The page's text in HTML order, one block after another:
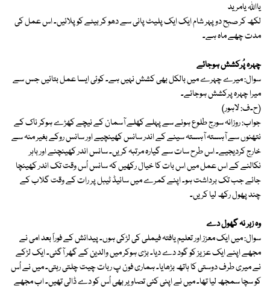
یااﷲ یامرید
لکھ کر صبح دوپہر شام ایک ایک پلیٹ پانی سے دھو کر بیٹے کو پلائیں۔ اس عمل کی
مدت چھے ماہ ہے۔
چہرہ پُرکشش ہوجائے
سوال: میرے چہرے میں بالکل بھی کشش نہیں ہے۔ کوئی ایسا عمل بتائیں جس سے
میرا چہرہ پرکشش ہوجائے۔
(ح۔ف: لاہور)
جواب: روزانہ سورج طلوع ہونے سے پہلے کھلے آسمان کے نیچے کھڑے ہوکر ناک کے
نتھنوں سے آہستہ آہستہ سینے کے اندر سانس کھینچیے اور سانس روکے بغیر منہ سے
خارج کردیجیے۔ اس طرح سات سے گیارہ مرتبہ کریں۔ سانس اندر کھینچنے اور باہر
نکالنے کے اس عمل میں اس بات کا خیال رکھیں کہ سانس اُس وقت تک اندر کھینچا
جائے جب تک برداشت ہو۔ اپنے کمرے میں سائیڈ ٹیبل پر رات کے وقت گلاب کے
چند پھول رکھ لیا کریں۔
وہ زہر نہ گھول دے
سوال: میں ایک معزز اور تعلیم یافتہ فیملی کی لڑکی ہوں۔ پیدائش کے فوراً بعد امی نے
مجھے اپنے ایک عزیز کو گود دے دیا۔ بڑی ہوکر میں والدین کے گھر آگئی۔ ایک لڑکے
نے میری طرف دوستی کا ہاتھ بڑھایا۔ ہماری فون پ ربات چیت چلتی رہتی۔ میں نے اُس
کو سچا سمجھ لیا تھا۔ میں نے اپنی کئی تصاویر بھی اُس کو دے ڈالی تھیں۔ اب مجھے